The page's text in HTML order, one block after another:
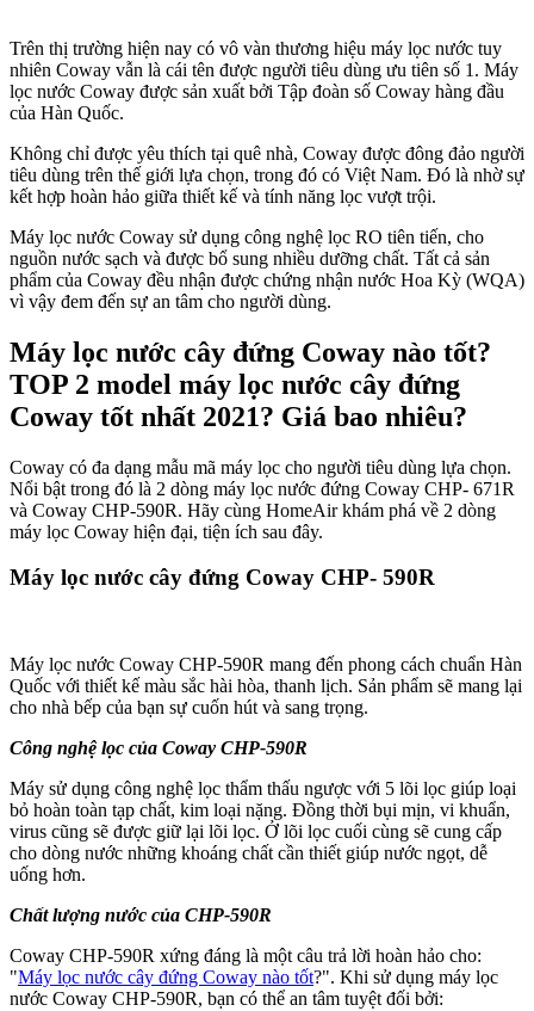
Trên thị trường hiện nay có vô vàn thương hiệu máy lọc nước tuy
nhiên Coway vẫn là cái tên được người tiêu dùng ưu tiên số 1. Máy
lọc nước Coway được sản xuất bởi Tập đoàn số Coway hàng đầu
của Hàn Quốc.
Không chỉ được yêu thích tại quê nhà, Coway được đông đảo người
tiêu dùng trên thế giới lựa chọn, trong đó có Việt Nam. Đó là nhờ sự
kết hợp hoàn hảo giữa thiết kế và tính năng lọc vượt trội.
Máy lọc nước Coway sử dụng công nghệ lọc RO tiên tiến, cho
nguồn nước sạch và được bổ sung nhiều dưỡng chất. Tất cả sản
phẩm của Coway đều nhận được chứng nhận nước Hoa Kỳ (WQA)
vì vậy đem đến sự an tâm cho người dùng.
Máy lọc nước cây đứng Coway nào tốt?
TOP 2 model máy lọc nước cây đứng
Coway tốt nhất 2021? Giá bao nhiêu?
Coway có đa dạng mẫu mã máy lọc cho người tiêu dùng lựa chọn.
Nổi bật trong đó là 2 dòng máy lọc nước đứng Coway CHP- 671R
và Coway CHP-590R. Hãy cùng HomeAir khám phá về 2 dòng
máy lọc Coway hiện đại, tiện ích sau đây.
Máy lọc nước cây đứng Coway CHP- 590R
Máy lọc nước Coway CHP-590R mang đến phong cách chuẩn Hàn
Quốc với thiết kế màu sắc hài hòa, thanh lịch. Sản phẩm sẽ mang lại
cho nhà bếp của bạn sự cuốn hút và sang trọng.
Công nghệ lọc của Coway CHP-590R
Máy sử dụng công nghệ lọc thẩm thấu ngược với 5 lõi lọc giúp loại
bỏ hoàn toàn tạp chất, kim loại nặng. Đồng thời bụi mịn, vi khuẩn,
virus cũng sẽ được giữ lại lõi lọc. Ở lõi lọc cuối cùng sẽ cung cấp
cho dòng nước những khoáng chất cần thiết giúp nước ngọt, dễ
uống hơn.
Chất lượng nước của CHP-590R
Coway CHP-590R xứng đáng là một câu trả lời hoàn hảo cho:
"Máy lọc nước cây đứng Coway nào tốt?". Khi sử dụng máy lọc
nước Coway CHP-590R, bạn có thể an tâm tuyệt đối bởi: